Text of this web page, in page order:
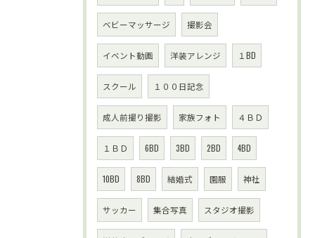
ベビーマッサージ 撮影会
イベント動画 洋装アレンジ １BD
スクール １００日記念
成人前撮り撮影 家族フォト ４ＢＤ
１ＢＤ 6BD 3BD 2BD 4BD
10BD 8BD 結婚式 園服 神社
サッカー 集合写真 スタジオ撮影